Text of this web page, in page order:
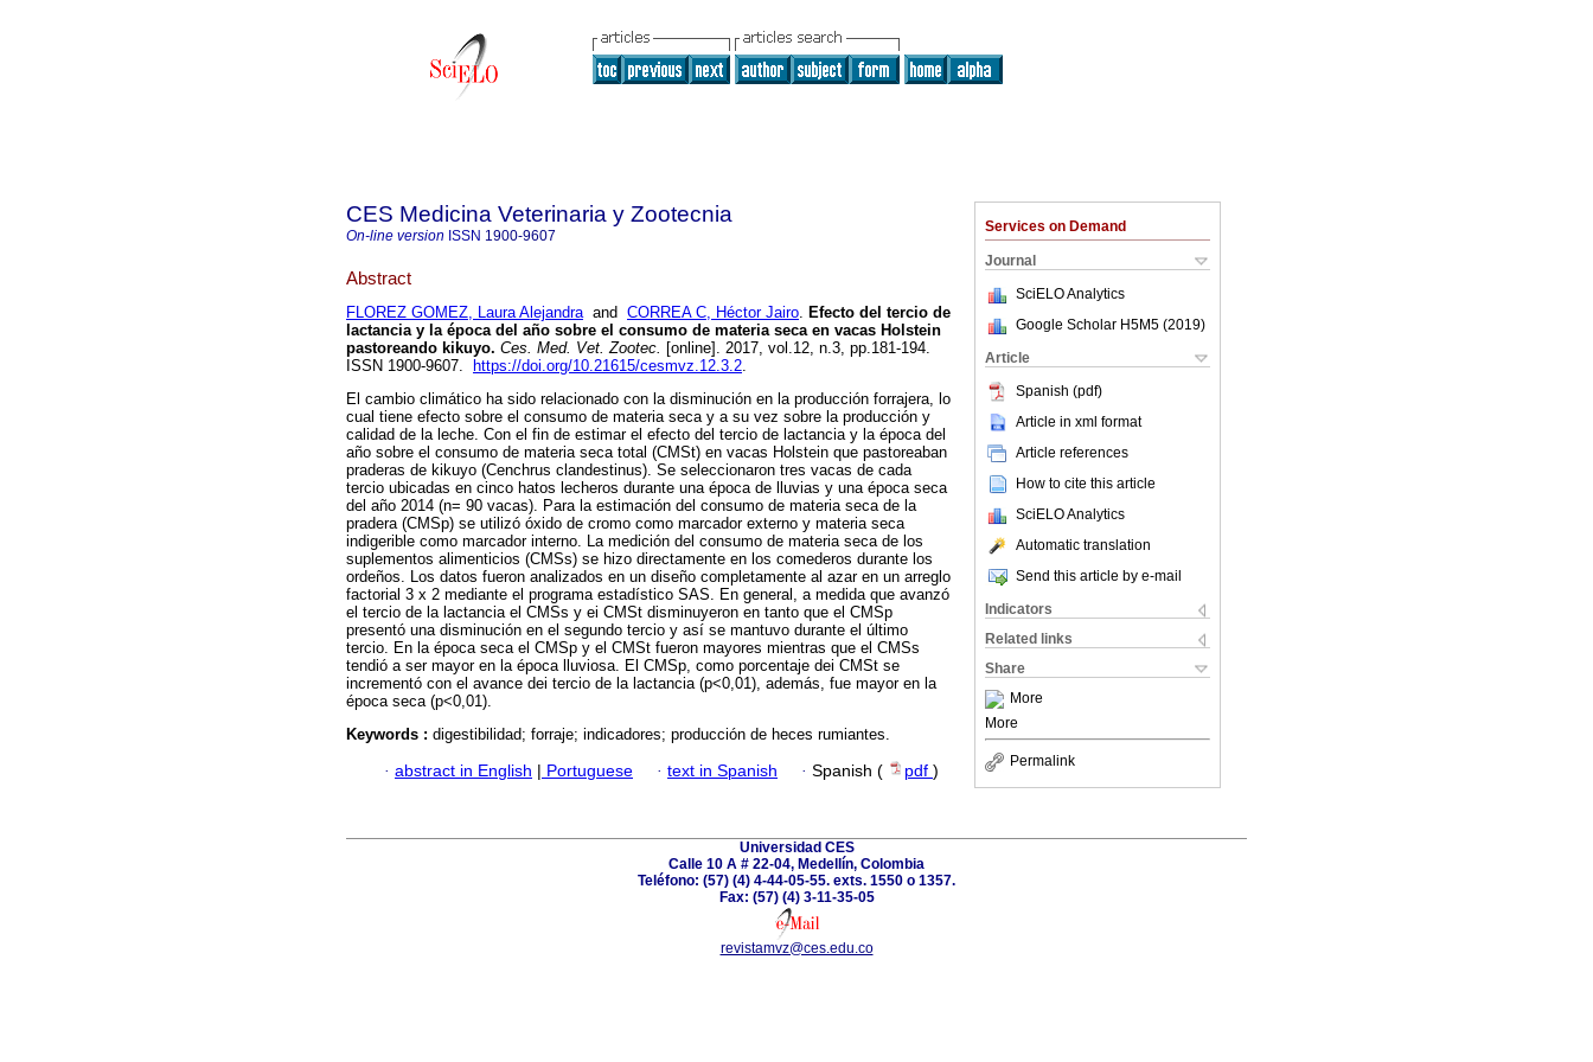
Services on Demand
Journal
SciELO Analytics
Google Scholar H5M5 (2019)
Article
Spanish (pdf)
Article in xml format
Article references
How to cite this article
SciELO Analytics
Automatic translation
Send this article by e-mail
Indicators
Related links
Share
More
More
Permalink
CES Medicina Veterinaria y Zootecnia
On-line version ISSN 1900-9607
Abstract
FLOREZ GOMEZ, Laura Alejandraand CORREA C, Héctor Jairo. Efecto del tercio de
lactancia y la época del año sobre el consumo de materia seca en vacas Holstein
pastoreando kikuyo. Ces. Med. Vet. Zootec. [online]. 2017, vol.12, n.3, pp.181-194.
ISSN 1900-9607.
https://doi.org/10.21615/cesmvz.12.3.2.
El cambio climático ha sido relacionado con la disminución en la producción forrajera, lo
cual tiene efecto sobre el consumo de materia seca y a su vez sobre la producción y
calidad de la leche. Con el fin de estimar el efecto del tercio de lactancia y la época del
año sobre el consumo de materia seca total (CMSt) en vacas Holstein que pastoreaban
praderas de kikuyo (Cenchrus clandestinus). Se seleccionaron tres vacas de cada
tercio ubicadas en cinco hatos lecheros durante una época de lluvias y una época seca
del año 2014 (n= 90 vacas). Para la estimación del consumo de materia seca de la
pradera (CMSp) se utilizó óxido de cromo como marcador externo y materia seca
indigerible como marcador interno. La medición del consumo de materia seca de los
suplementos alimenticios (CMSs) se hizo directamente en los comederos durante los
ordeños. Los datos fueron analizados en un diseño completamente al azar en un arreglo
factorial 3 x 2 mediante el programa estadístico SAS. En general, a medida que avanzó
el tercio de la lactancia el CMSs y ei CMSt disminuyeron en tanto que el CMSp
presentó una disminución en el segundo tercio y así se mantuvo durante el último
tercio. En la época seca el CMSp y el CMSt fueron mayores mientras que el CMSs
tendió a ser mayor en la época lluviosa. El CMSp, como porcentaje dei CMSt se
incrementó con el avance dei tercio de la lactancia (p<0,01), además, fue mayor en la
época seca (p<0,01).
Keywords : digestibilidad; forraje; indicadores; producción de heces rumiantes.
· abstract in English | Portuguese · text in Spanish · Spanish ( pdf )
Universidad CES
Calle 10 A # 22-04, Medellín, Colombia
Teléfono: (57) (4) 4-44-05-55. exts. 1550 o 1357.
Fax: (57) (4) 3-11-35-05
revistamvz@ces.edu.co